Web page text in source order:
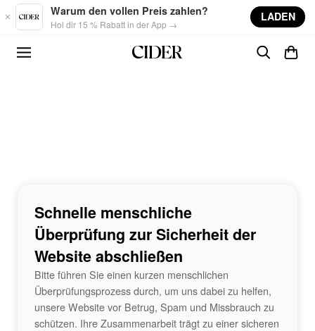
Skip to main content
Warum den vollen Preis zahlen?
Hol dir 15 % Rabatt in der App →
LADEN
Schnelle menschliche
Überprüfung zur Sicherheit der
Website abschließen
Bitte führen Sie einen kurzen menschlichen
Überprüfungsprozess durch, um uns dabei zu helfen,
unsere Website vor Betrug, Spam und Missbrauch zu
schützen. Ihre Zusammenarbeit trägt zu einer sicheren